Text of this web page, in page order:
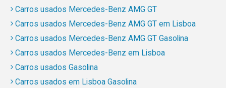
Carros usados Mercedes-Benz AMG GT
Carros usados Mercedes-Benz AMG GT em Lisboa
Carros usados Mercedes-Benz AMG GT Gasolina
Carros usados Mercedes-Benz em Lisboa
Carros usados Gasolina
Carros usados em Lisboa Gasolina